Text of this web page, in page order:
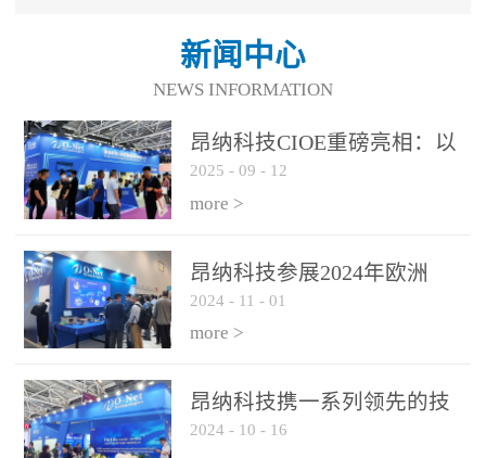
新闻中心
NEWS INFORMATION
昂纳科技CIOE重磅亮相：以
光通信创新引擎，驱动AI与
算力互联新时代
2025 - 09 - 12
more >
昂纳科技参展2024年欧洲
ECOC展会
2024 - 11 - 01
more >
昂纳科技携一系列领先的技
术平台和优秀产品参展2024
2024 - 10 - 16